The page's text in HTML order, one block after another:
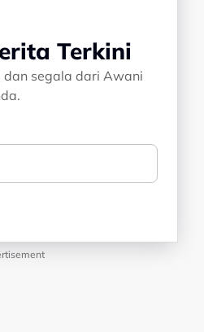
Terkini
segala dari Awani